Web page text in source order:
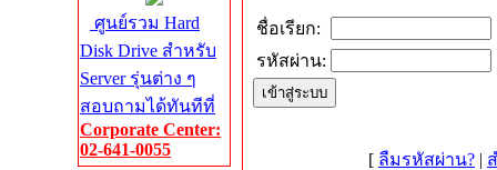
ศูนย์รวม Hard
Disk Drive สำหรับ
Server รุ่นต่าง ๆ
สอบถามได้ทันทีที่
Corporate Center:
02-641-0055
ชื่อเรียก:
รหัสผ่าน:
[ ลืมรหัสผ่าน? |